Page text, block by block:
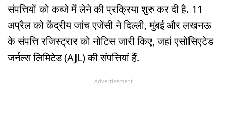
संपत्तियों को कब्जे में लेने की प्रक्रिया शुरु कर दी है. 11
अप्रैल को केंद्रीय जांच एजेंसी ने दिल्ली, मुंबई और लखनऊ
के संपत्ति रजिस्ट्रार को नोटिस जारी किए, जहां एसोसिएटेड
जर्नल्स लिमिटेड (AJL) की संपत्तियां हैं.
Advertisement